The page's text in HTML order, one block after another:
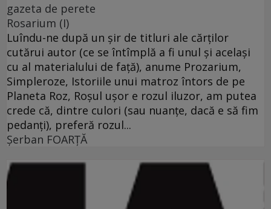
gazeta de perete
Rosarium (I)
Luîndu-ne după un şir de titluri ale cărţilor
cutărui autor (ce se întîmplă a fi unul şi acelaşi
cu al materialului de faţă), anume Prozarium,
Simpleroze, Istoriile unui matroz întors de pe
Planeta Roz, Roşul uşor e rozul iluzor, am putea
crede că, dintre culori (sau nuanţe, dacă e să fim
pedanţi), preferă rozul...
Şerban FOARŢĂ